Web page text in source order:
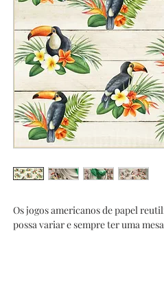
Os jogos americanos de papel
possa variar e sempre ter uma